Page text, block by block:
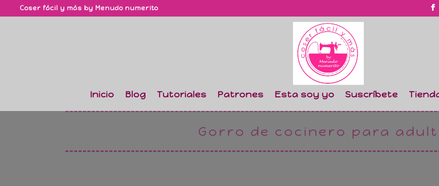
Coser fácil y más by Menudo numerito
Inicio Blog Tutoriales Patrones Esta soy yo Suscríbete
Gorro de cocinero para